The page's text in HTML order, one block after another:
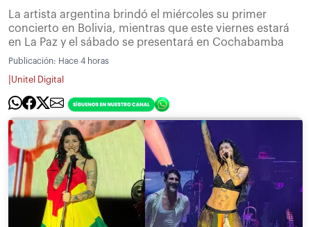
La artista argentina brindó el miércoles su primer
concierto en Bolivia, mientras que este viernes estará
en La Paz y el sábado se presentará en Cochabamba
Publicación: Hace 4 horas
Unitel Digital